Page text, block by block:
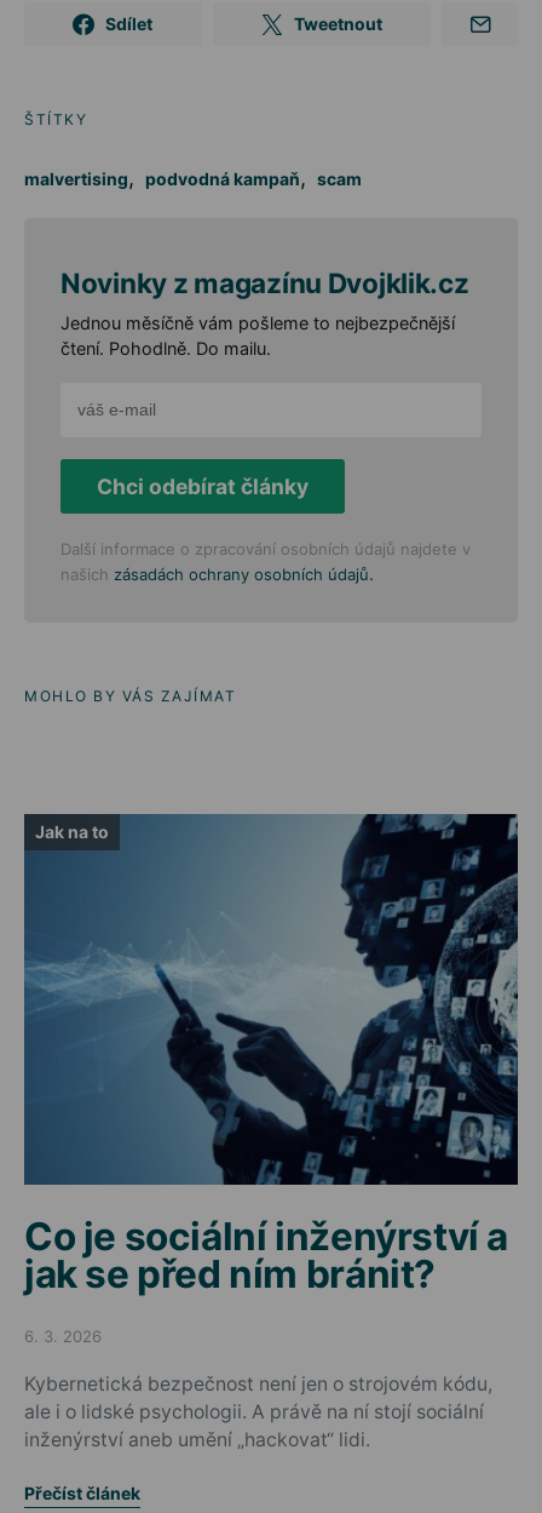
Sdílet Tweetnout
ŠTÍTKY
malvertising, podvodná kampaň, scam
Novinky z magazínu Dvojklik.cz
Jednou měsíčně vám pošleme to nejbezpečnější
čtení. Pohodlně. Do mailu.
Chci odebírat články
Další informace o zpracování osobních údajů najdete v
našich zásadách ochrany osobních údajů.
MOHLO BY VÁS ZAJÍMAT
Jak na to
Co je sociální inženýrství a
jak se před ním bránit?
Posted on
6. 3. 2026
Kybernetická bezpečnost není jen o strojovém kódu,
ale i o lidské psychologii. A právě na ní stojí sociální
inženýrství aneb umění „hackovat“ lidi.
Přečíst článek